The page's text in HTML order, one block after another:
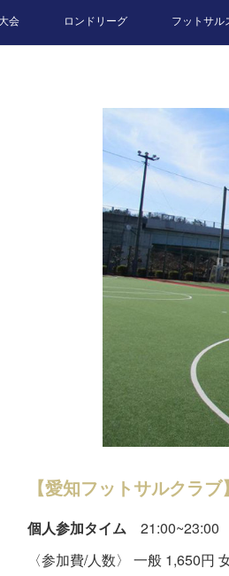
会 ロンドリーグ フットサル
【愛知フットサルクラブ】
個人参加タイム 21:00~23:00
〈参加費/人数〉 一般 1,650円